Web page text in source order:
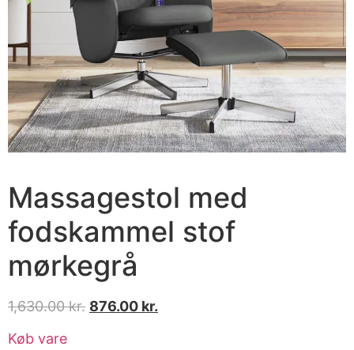
Massagestol med
fodskammel stof
mørkegrå
1,630.00kr. 876.00 kr.
Køb vare